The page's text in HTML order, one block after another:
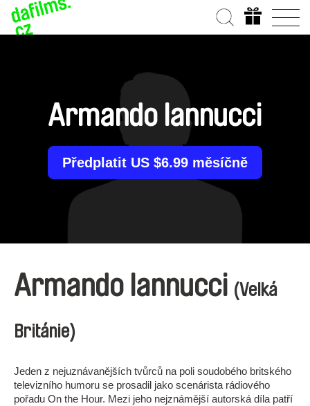
Armando Iannucci
Předplatit US $6.99 měsíčně
Armando Iannucci (Velká
Británie)
Jeden z nejuznávanějších tvůrců na poli soudobého britského
televizního humoru se prosadil jako scenárista rádiového
pořadu On the Hour. Mezi jeho nejznámější autorská díla patří